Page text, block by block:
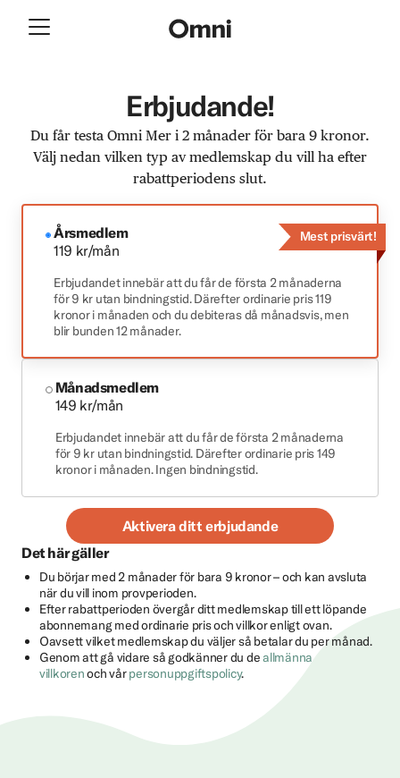
Erbjudande!
Du får testa Omni Mer i 2 månader för bara 9 kronor.
Välj nedan vilken typ av medlemskap du vill ha efter
rabattperiodens slut.
Årsmedlem
119 kr/mån
Erbjudandet innebär att du får de första 2 månaderna
för 9 kr utan bindningstid. Därefter ordinarie pris 119
kronor i månaden och du debiteras då månadsvis, men
blir bunden 12 månader.
Mest prisvärt!
Månadsmedlem
149 kr/mån
Erbjudandet innebär att du får de första 2 månaderna
för 9 kr utan bindningstid. Därefter ordinarie pris 149
kronor i månaden. Ingen bindningstid.
Aktivera ditt erbjudande
Det här gäller
Du börjar med 2 månader för bara 9 kronor – och kan avsluta
när du vill inom provperioden.
Efter rabattperioden övergår ditt medlemskap till ett löpande
abonnemang med ordinarie pris och villkor enligt ovan.
Oavsett vilket medlemskap du väljer så betalar du per månad.
Genom att gå vidare så godkänner du deallmänna
villkorenoch vårpersonuppgiftspolicy.